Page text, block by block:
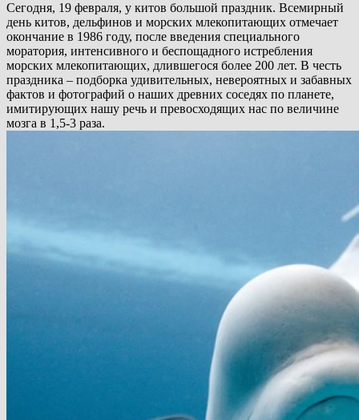
Сегодня, 19 февраля, у китов большой праздник. Всемирный
день китов, дельфинов и морских млекопитающих отмечает
окончание в 1986 году, после введения специального
моратория, интенсивного и беспощадного истребления
морских млекопитающих, длившегося более 200 лет. В честь
праздника – подборка удивительных, невероятных и забавных
фактов и фотографий о наших древних соседях по планете,
имитирующих нашу речь и превосходящих нас по величине
мозга в 1,5-3 раза.